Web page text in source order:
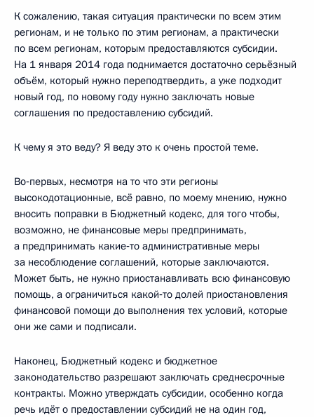
К сожалению, такая ситуация практически по всем этим
регионам, и не только по этим регионам, а практически
по всем регионам, которым предоставляются субсидии.
На 1 января 2014 года поднимается достаточно серьёзный
объём, который нужно переподтвердить, а уже подходит
новый год, по новому году нужно заключать новые
соглашения по предоставлению субсидий.
К чему я это веду? Я веду это к очень простой теме.
Во‑первых, несмотря на то что эти регионы
высокодотационные, всё равно, по моему мнению, нужно
вносить поправки в Бюджетный кодекс, для того чтобы,
возможно, не финансовые меры предпринимать,
а предпринимать какие‑то административные меры
за несоблюдение соглашений, которые заключаются.
Может быть, не нужно приостанавливать всю финансовую
помощь, а ограничиться какой‑то долей приостановления
финансовой помощи до выполнения тех условий, которые
они же сами и подписали.
Наконец, Бюджетный кодекс и бюджетное
законодательство разрешают заключать среднесрочные
контракты. Можно утверждать субсидии, особенно когда
речь идёт о предоставлении субсидий не на один год,